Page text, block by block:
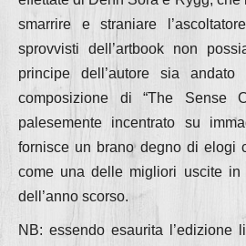
smarrire e straniare
sprovvisti dell’artbook non
principe dell’autore sia
composizione di “The Sense
palesemente incentrato su
fornisce un brano degno di elogi
come una delle migliori uscite in
dell’anno scorso.
NB: essendo esaurita l’edizione